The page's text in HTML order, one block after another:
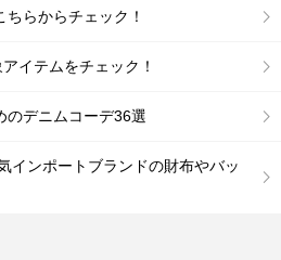
ちらからチェック！
イテムをチェック！
のデニムコーデ36選
インポートブランドの財布やバッ